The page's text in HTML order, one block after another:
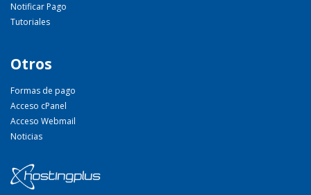
Notificar Pago
Tutoriales
Otros
Formas de pago
Acceso cPanel
Acceso Webmail
Noticias